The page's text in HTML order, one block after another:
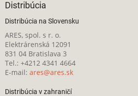
Distribúcia
Distribúcia na Slovensku
ARES, spol. s r. o.
Elektrárenská 12091
831 04 Bratislava 3
Tel.: +4212 4341 4664
E-mail: ares@ares.sk
Distribúcia v zahraničí